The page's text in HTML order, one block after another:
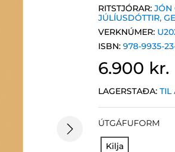
Next
RITSTJÓRAR:JÓN
JÚLÍUSDÓTTIR,
VERKNÚMER:
ISBN:978-9935-
6.900 kr.
LAGERSTAÐA:TIL
ÚTGÁFUFORM
Kilja